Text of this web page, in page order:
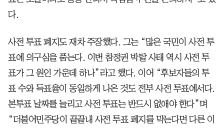
다.
사전 투표 폐지도 재차 주장했다. 그는 “많은 국민이 사전 투
표에 의구심을 품는다. 이번 참정권 박탈 사태 역시 사전 투
표가 그 원인 가운데 하나”라고 했다. 이어 “후보자들의 투
표 수와 득표율이 동일하게 나온 것도 전부 사전 투표에서다.
본투표 날짜를 늘리고 사전 투표는 반드시 없애야 한다”며
“더불어민주당이 끝끝내 사전 투표 폐지를 막는다면 다른 이